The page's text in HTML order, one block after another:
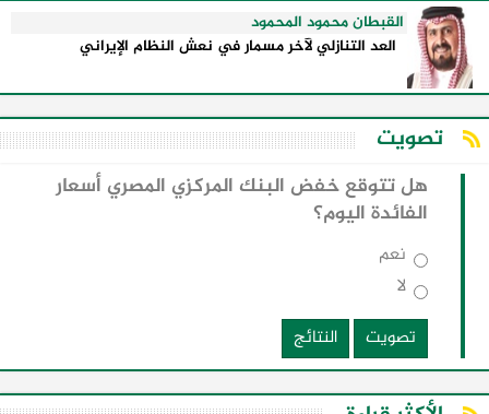
القبطان محمود المحمود
العد التنازلي لآخر مسمار في نعش النظام الإيراني
تصويت
هل تتوقع خفض البنك المركزي المصري أسعار
الفائدة اليوم؟
نعم
لا
تصويت
النتائج